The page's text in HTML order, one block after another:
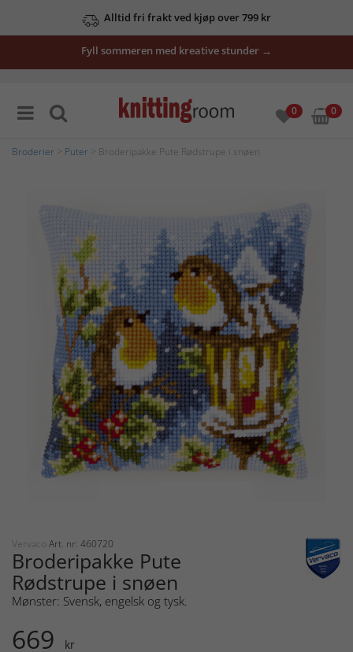
Alltid fri frakt ved kjøp over 799 kr
Fyll sommeren med kreative stunder →
0 0
Broderier Puter > Broderipakke Pute Rødstrupe i snøen
Vervaco Art. nr: 460720
Broderipakke Pute
Rødstrupe i snøen
Mønster: Svensk, engelsk og tysk.
669 kr